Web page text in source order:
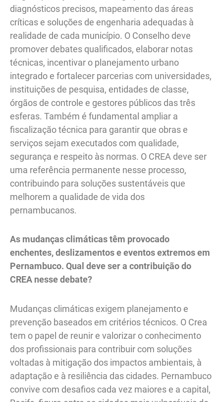
diagnósticos precisos, mapeamento das áreas
críticas e soluções de engenharia adequadas à
realidade de cada município. O Conselho deve
promover debates qualificados, elaborar notas
técnicas, incentivar o planejamento urbano
integrado e fortalecer parcerias com universidades,
instituições de pesquisa, entidades de classe,
órgãos de controle e gestores públicos das três
esferas. Também é fundamental ampliar a
fiscalização técnica para garantir que obras e
serviços sejam executados com qualidade,
segurança e respeito às normas. O CREA deve ser
uma referência permanente nesse processo,
contribuindo para soluções sustentáveis que
melhorem a qualidade de vida dos
pernambucanos.
As mudanças climáticas têm provocado
enchentes, deslizamentos e eventos extremos em
Pernambuco. Qual deve ser a contribuição do
CREA nesse debate?
Mudanças climáticas exigem planejamento e
prevenção baseados em critérios técnicos. O Crea
tem o papel de reunir e valorizar o conhecimento
dos profissionais para contribuir com soluções
voltadas à mitigação dos impactos ambientais, à
adaptação e à resiliência das cidades. Pernambuco
convive com desafios cada vez maiores e a capital,